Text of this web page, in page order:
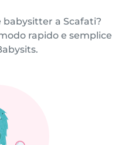
babysitter a Scafati?
rapido e semplice